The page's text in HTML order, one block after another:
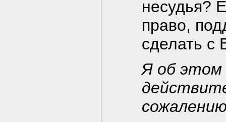
несудья?
право,
сделать с
Я об этом